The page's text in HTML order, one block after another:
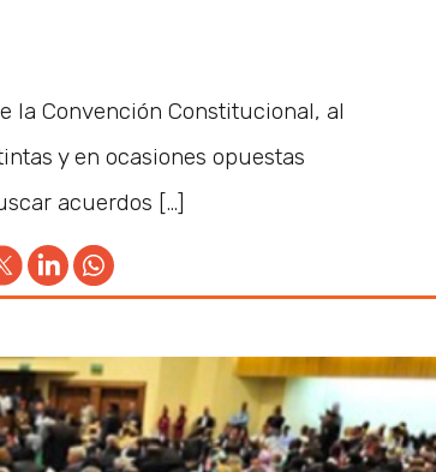
la Convención Constitucional, al
y en ocasiones opuestas
acuerdos […]